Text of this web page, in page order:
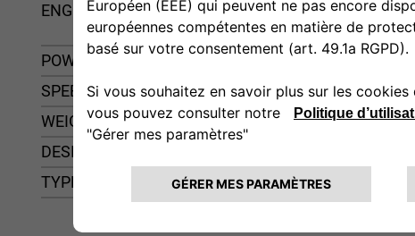
ENGINE
POWER
SPEED
WEIGHT
DESIGN
TYPE OF BODY